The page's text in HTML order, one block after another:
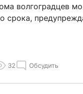
волгоградцев
срока,
32 Обсудить